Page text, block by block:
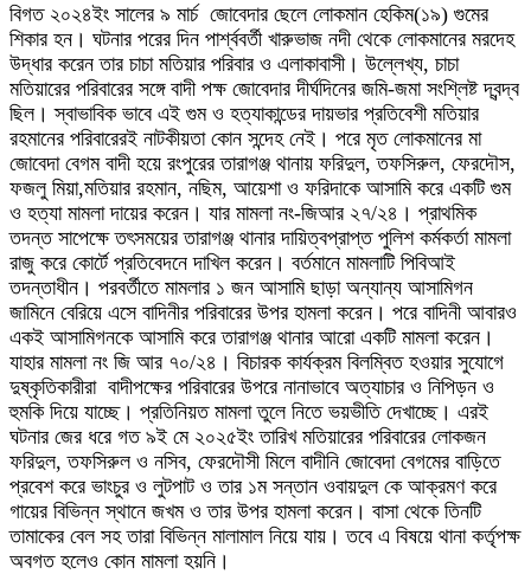
বিগত ২০২৪ইং সালের ৯ মার্চ জোবেদার ছেলে লোকমান হেকিম(১৯) গুমের
শিকার হন। ঘটনার পরের দিন পার্শ্ববর্তী খারুভাজ নদী থেকে লোকমানের মরদেহ
উদ্ধার করেন তার চাচা মতিয়ার পরিবার ও এলাকাবাসী। উল্লেখ্য, চাচা
মতিয়ারের পরিবারের সঙ্গে বাদী পক্ষ জোবেদার দীর্ঘদিনের জমি-জমা সংশ্লিষ্ট দ্বন্দ্ব
ছিল। স্বাভাবিক ভাবে এই গুম ও হত্যাকান্ডের দায়ভার প্রতিবেশী মতিয়ার
রহমানের পরিবারেরই নাটকীয়তা কোন সন্দেহ নেই। পরে মৃত লোকমানের মা
জোবেদা বেগম বাদী হয়ে রংপুরের তারাগঞ্জ থানায় ফরিদুল, তফসিরুল, ফেরদৌস,
ফজলু মিয়া,মতিয়ার রহমান, নছিম, আয়েশা ও ফরিদাকে আসামি করে একটি গুম
ও হত্যা মামলা দায়ের করেন। যার মামলা নং-জিআর ২৭/২৪। প্রাথমিক
তদন্ত সাপেক্ষে তৎসময়ের তারাগঞ্জ থানার দায়িত্বপ্রাপ্ত পুলিশ কর্মকর্তা মামলা
রাজু করে কোর্টে প্রতিবেদনে দাখিল করেন। বর্তমানে মামলাটি পিবিআই
তদন্তাধীন। পরবর্তীতে মামলার ১ জন আসামি ছাড়া অন্যান্য আসামিগন
জামিনে বেরিয়ে এসে বাদিনীর পরিবারের উপর হামলা করেন। পরে বাদিনী আবারও
একই আসামিগনকে আসামি করে তারাগঞ্জ থানার আরো একটি মামলা করেন।
যাহার মামলা নং জি আর ৭০/২৪। বিচারক কার্যক্রম বিলম্বিত হওয়ার সুযোগে
দুষ্কৃতিকারীরা বাদীপক্ষের পরিবারের উপরে নানাভাবে অত্যাচার ও নিপিড়ন ও
হুমকি দিয়ে যাচ্ছে। প্রতিনিয়ত মামলা তুলে নিতে ভয়ভীতি দেখাচ্ছে। এরই
ঘটনার জের ধরে গত ৯ই মে ২০২৫ইং তারিখ মতিয়ারের পরিবারের লোকজন
ফরিদুল, তফসিরুল ও নসিব, ফেরদৌসী মিলে বাদীনি জোবেদা বেগমের বাড়িতে
প্রবেশ করে ভাংচুর ও লুটপাট ও তার ১ম সন্তান ওবায়দুল কে আক্রমণ করে
গায়ের বিভিন্ন স্থানে জখম ও তার উপর হামলা করেন। বাসা থেকে তিনটি
তামাকের বেল সহ তারা বিভিন্ন মালামাল নিয়ে যায়। তবে এ বিষয়ে থানা কর্তৃপক্ষ
অবগত হলেও কোন মামলা হয়নি।